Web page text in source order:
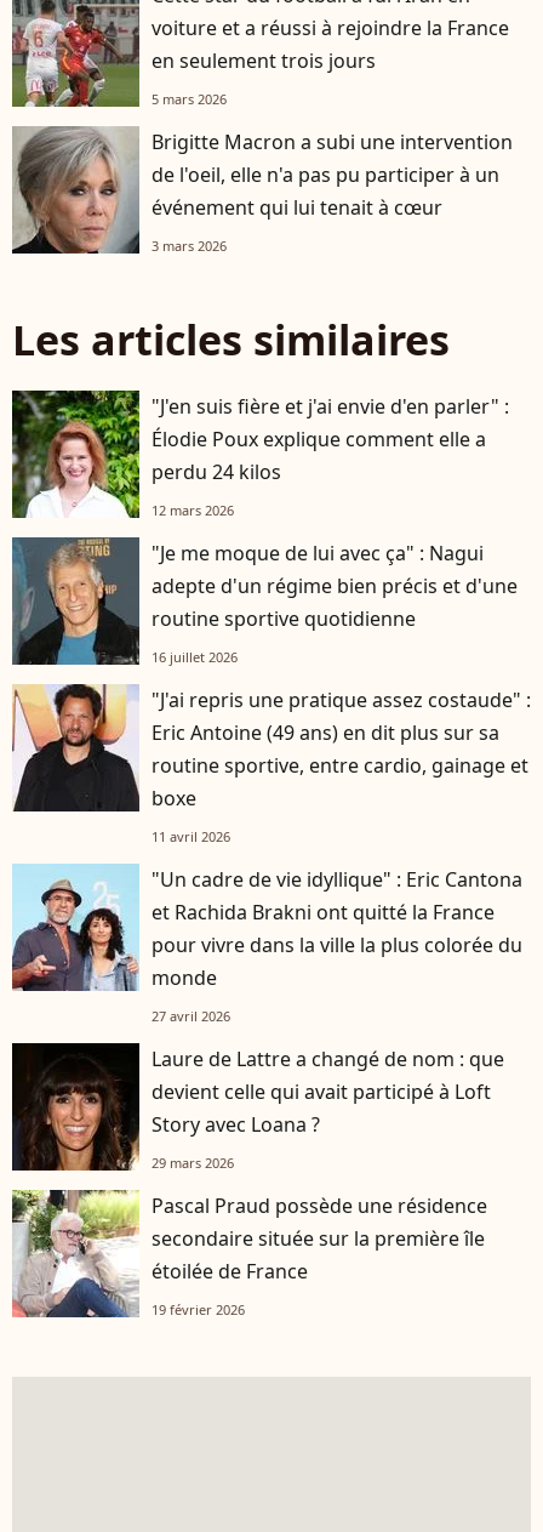
voiture et a réussi à rejoindre la France
en seulement trois jours
5 mars 2026
Brigitte Macron a subi une intervention
de l'oeil, elle n'a pas pu participer à un
événement qui lui tenait à cœur
3 mars 2026
Les articles similaires
"J'en suis fière et j'ai envie d'en parler" :
Élodie Poux explique comment elle a
perdu 24 kilos
12 mars 2026
"Je me moque de lui avec ça" : Nagui
adepte d'un régime bien précis et d'une
routine sportive quotidienne
16 juillet 2026
"J'ai repris une pratique assez costaude" :
Eric Antoine (49 ans) en dit plus sur sa
routine sportive, entre cardio, gainage et
boxe
11 avril 2026
"Un cadre de vie idyllique" : Eric Cantona
et Rachida Brakni ont quitté la France
pour vivre dans la ville la plus colorée du
monde
27 avril 2026
Laure de Lattre a changé de nom : que
devient celle qui avait participé à Loft
Story avec Loana ?
29 mars 2026
Pascal Praud possède une résidence
secondaire située sur la première île
étoilée de France
19 février 2026